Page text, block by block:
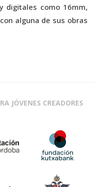
digitales como 16mm,
alguna de sus obras
JÓVENES CREADORES